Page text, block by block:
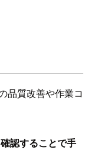
品質改善や作業コ
認することで手